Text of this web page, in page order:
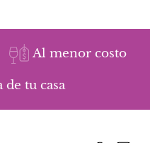
Al menor costo
de tu casa